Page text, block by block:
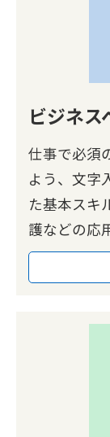
ビジネ
仕事で必須
よう、文字
た基本スキ
護などの応